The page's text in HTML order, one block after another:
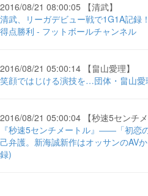
2016/08/21 08:00:05 【清武】
清武、リーガデビュー戦で1G1A記録
得点勝利 - フットボールチャンネル
2016/08/21 05:00:14 【畠山愛理】
笑顔ではじける演技を…団体・畠山愛
2016/08/21 05:00:04 【秒速5センチメ
『秒速5センチメートル』――「初恋
己弁護。新海誠新作はオッサンのAV
録)